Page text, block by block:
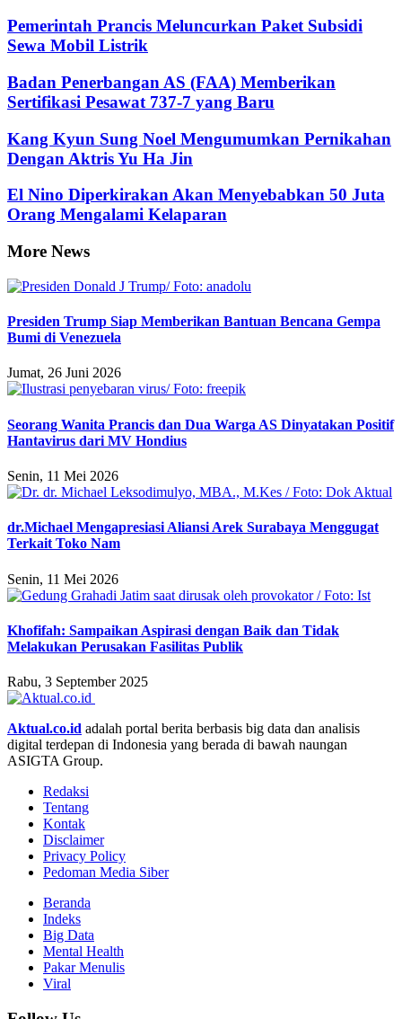
Pemerintah Prancis Meluncurkan Paket Subsidi
Sewa Mobil Listrik
Badan Penerbangan AS (FAA) Memberikan
Sertifikasi Pesawat 737-7 yang Baru
Kang Kyun Sung Noel Mengumumkan Pernikahan
Dengan Aktris Yu Ha Jin
El Nino Diperkirakan Akan Menyebabkan 50 Juta
Orang Mengalami Kelaparan
More News
Presiden Trump Siap Memberikan Bantuan Bencana Gempa
Bumi di Venezuela
Jumat, 26 Juni 2026
Seorang Wanita Prancis dan Dua Warga AS Dinyatakan Positif
Hantavirus dari MV Hondius
Senin, 11 Mei 2026
dr.Michael Mengapresiasi Aliansi Arek Surabaya Menggugat
Terkait Toko Nam
Senin, 11 Mei 2026
Khofifah: Sampaikan Aspirasi dengan Baik dan Tidak
Melakukan Perusakan Fasilitas Publik
Rabu, 3 September 2025
Aktual.co.id adalah portal berita berbasis big data dan analisis
digital terdepan di Indonesia yang berada di bawah naungan
ASIGTA Group.
Redaksi
Tentang
Kontak
Disclaimer
Privacy Policy
Pedoman Media Siber
Beranda
Indeks
Big Data
Mental Health
Pakar Menulis
Viral